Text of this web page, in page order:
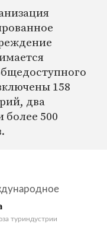
158
два
500
туриндустрии